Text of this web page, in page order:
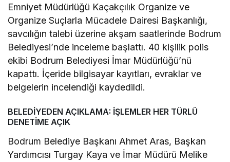
Emniyet Müdürlüğü Kaçakçılık Organize ve
Organize Suçlarla Mücadele Dairesi Başkanlığı,
savcılığın talebi üzerine akşam saatlerinde Bodrum
Belediyesi’nde inceleme başlattı. 40 kişilik polis
ekibi Bodrum Belediyesi İmar Müdürlüğü’nü
kapattı. İçeride bilgisayar kayıtları, evraklar ve
belgelerin incelendiği kaydedildi.
BELEDİYEDEN AÇIKLAMA: İŞLEMLER HER TÜRLÜ
DENETİME AÇIK
Bodrum Belediye Başkanı Ahmet Aras, Başkan
Yardımcısı Turgay Kaya ve İmar Müdürü Melike